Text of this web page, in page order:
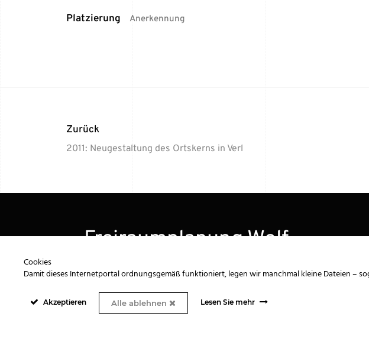
Platzierung Anerkennung
Zurück
2011: Neugestaltung des Ortskerns in Verl
Freiraumplanung Wolf
Büro Rietberg
Cookies
Damit dieses Internetportal ordnungsgemäß funktioniert, legen wir manchmal kleine Dateien –
Akzeptieren Alle ablehnen Lesen Sie mehr